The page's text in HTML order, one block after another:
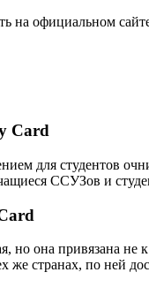
на официальном
Card
для студентов
ССУЗов и
но она привязана не
же странах, по ней